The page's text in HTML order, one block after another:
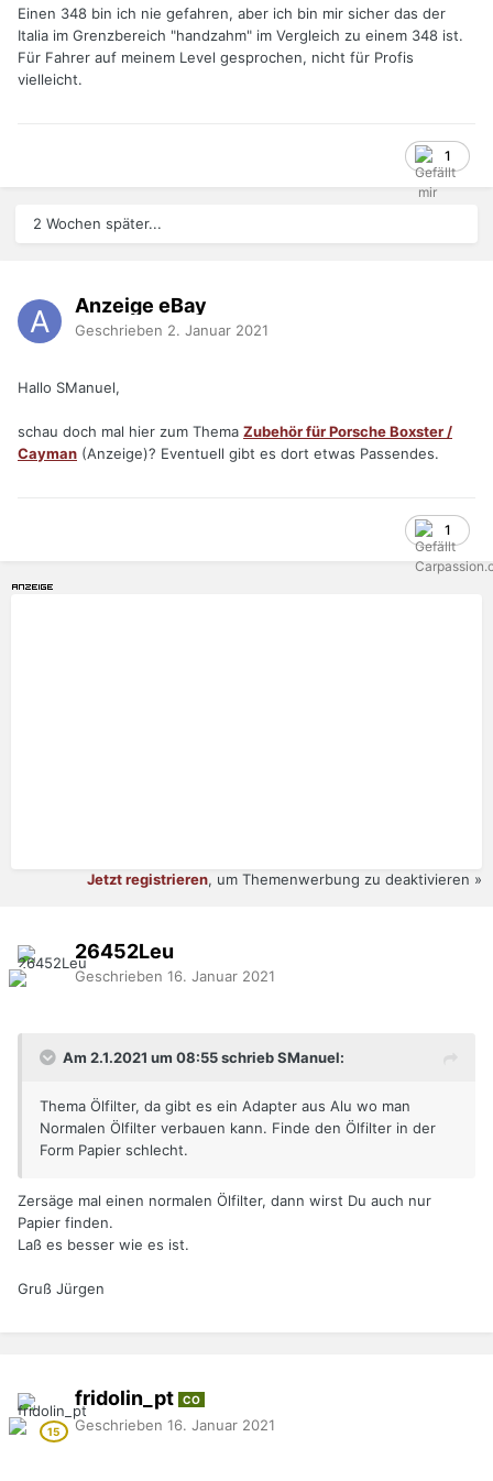
Einen 348 bin ich nie gefahren, aber ich bin mir sicher das der
Italia im Grenzbereich "handzahm" im Vergleich zu einem 348 ist.
Für Fahrer auf meinem Level gesprochen, nicht für Profis
vielleicht.
1
2 Wochen später...
Anzeige eBay
Geschrieben 2. Januar 2021
Hallo SManuel,
schau doch mal hier zum Thema Zubehör für Porsche Boxster /
Cayman (Anzeige)? Eventuell gibt es dort etwas Passendes.
1
Jetzt registrieren, um Themenwerbung zu deaktivieren »
26452Leu
Geschrieben 16. Januar 2021
Am 2.1.2021 um 08:55 schrieb SManuel:
Thema Ölfilter, da gibt es ein Adapter aus Alu wo man
Normalen Ölfilter verbauen kann. Finde den Ölfilter in der
Form Papier schlecht.
Zersäge mal einen normalen Ölfilter, dann wirst Du auch nur
Papier finden.
Laß es besser wie es ist.
Gruß Jürgen
fridolin_pt CO
Geschrieben 16. Januar 2021